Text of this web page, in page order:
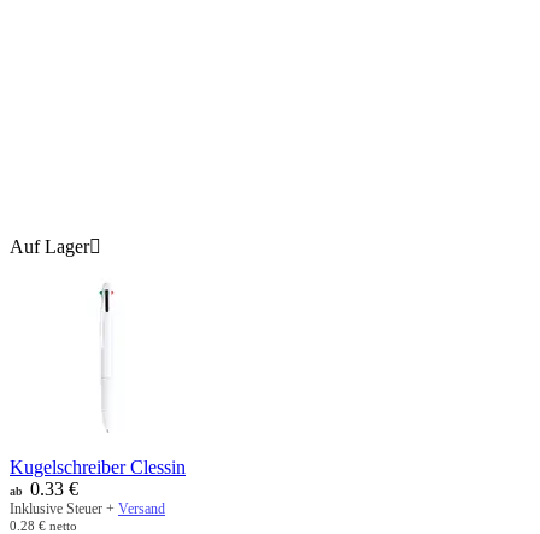
Auf Lager
Kugelschreiber Clessin
ab 0.33 €
Inklusive Steuer + Versand
0.28 € netto